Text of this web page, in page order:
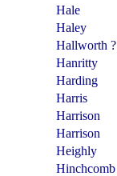
Hale
Haley
Hallworth ?
Hanritty
Harding
Harris
Harrison
Harrison
Heighly
Hinchcomb